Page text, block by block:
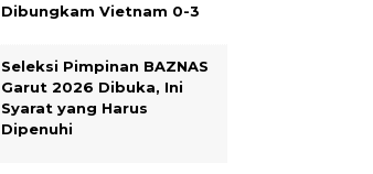
Dibungkam Vietnam 0-3
Seleksi Pimpinan BAZNAS
Garut 2026 Dibuka, Ini
Syarat yang Harus
Dipenuhi